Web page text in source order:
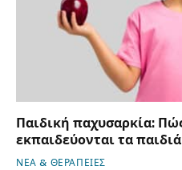
Παιδική παχυσαρκία:
εκπαιδεύονται τα
ΝΕΑ & ΘΕΡΑΠΕΙΕΣ